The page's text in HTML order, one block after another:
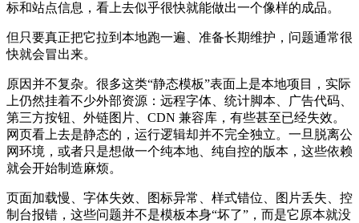
标和站点信息，看上去似乎很快就能做出一个像样的成品。
但只要真正把它拉到本地跑一遍、准备长期维护，问题通常很
快就会冒出来。
原因并不复杂。很多这类“静态模板”表面上是本地项目，实际
上仍然挂着不少外部资源：远程字体、统计脚本、广告代码、
第三方按钮、外链图片、CDN 兼容库，有些甚至已经失效。
网页看上去是静态的，运行逻辑却并不完全独立。一旦脱离公
网环境，或者只是想做一个纯本地、纯自控的版本，这些依赖
就会开始制造麻烦。
页面加载慢、字体失效、图标异常、样式错位、图片丢失、控
制台报错，这些问题并不是模板本身“坏了”，而是它原本就没